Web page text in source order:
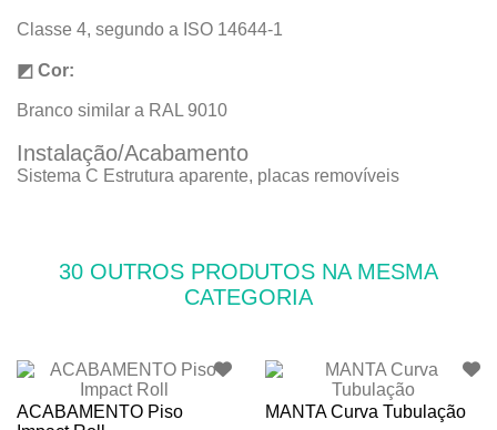
Classe 4, segundo a ISO 14644-1
◩ Cor:
Branco similar a RAL 9010
Instalação/Acabamento
Sistema C Estrutura aparente, placas removíveis
30 OUTROS PRODUTOS NA MESMA
CATEGORIA
ACABAMENTO Piso
MANTA Curva Tubulação